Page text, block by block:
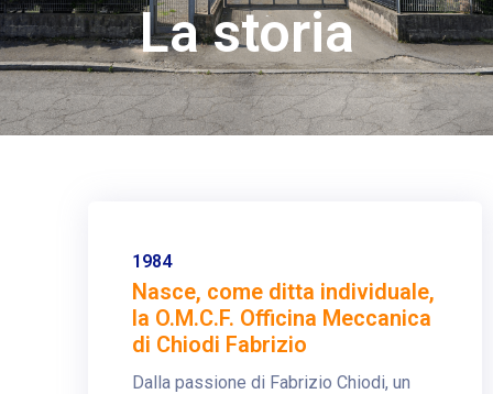
La storia
1984
Nasce, come ditta individuale,
la O.M.C.F. Officina Meccanica
di Chiodi Fabrizio
Dalla passione di Fabrizio Chiodi, un